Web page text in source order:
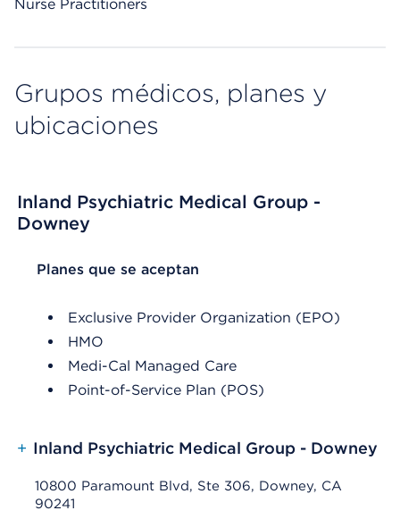
Nurse Practitioners
Grupos médicos, planes y
ubicaciones
Inland Psychiatric Medical Group -
Downey
List Header Planes que se aceptan
Planes que se aceptan
Exclusive Provider Organization (EPO)
HMO
Medi-Cal Managed Care
Point-of-Service Plan (POS)
+ Inland Psychiatric Medical Group - Downey
10800 Paramount Blvd, Ste 306, Downey, CA
90241